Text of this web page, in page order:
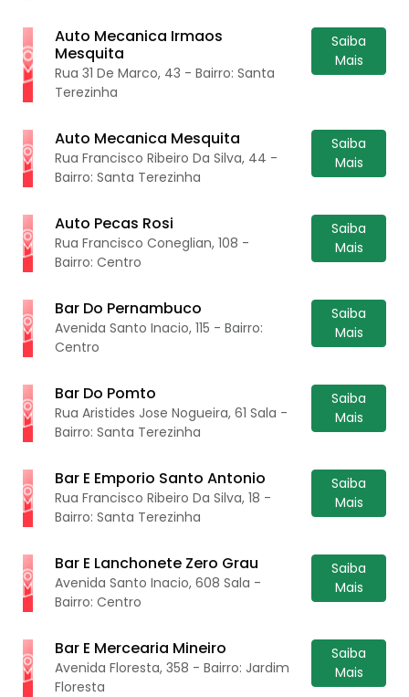
Auto Mecanica Irmaos
Mesquita
Rua 31 De Marco, 43 - Bairro: Santa
Terezinha
Saiba
Mais
Auto Mecanica Mesquita
Rua Francisco Ribeiro Da Silva, 44 -
Bairro: Santa Terezinha
Saiba
Mais
Auto Pecas Rosi
Rua Francisco Coneglian, 108 -
Bairro: Centro
Saiba
Mais
Bar Do Pernambuco
Avenida Santo Inacio, 115 - Bairro:
Centro
Saiba
Mais
Bar Do Pomto
Rua Aristides Jose Nogueira, 61 Sala -
Bairro: Santa Terezinha
Saiba
Mais
Bar E Emporio Santo Antonio
Rua Francisco Ribeiro Da Silva, 18 -
Bairro: Santa Terezinha
Saiba
Mais
Bar E Lanchonete Zero Grau
Avenida Santo Inacio, 608 Sala -
Bairro: Centro
Saiba
Mais
Bar E Mercearia Mineiro
Avenida Floresta, 358 - Bairro: Jardim
Floresta
Saiba
Mais